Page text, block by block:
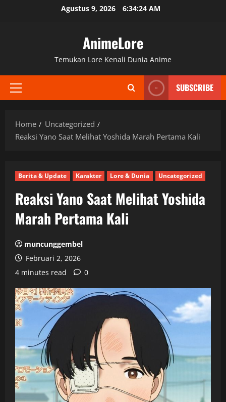
Agustus 9, 2026 6:34:25 AM
AnimeLore
Temukan Lore Kenali Dunia Anime
Primary
SUBSCRIBE
Home
Uncategorized
Reaksi Yano Saat Melihat Yoshida Marah Pertama Kali
Berita & Update Karakter Lore & Dunia Uncategorized
Reaksi Yano Saat Melihat Yoshida
Marah Pertama Kali
muncunggembel
Februari 2, 2026
4 minutes read
0